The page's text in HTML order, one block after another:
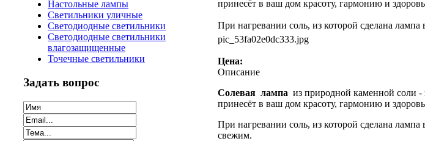
Настольные лампы
Светильники уличные
Светодиодные светильники
Светодиодные светильники
влагозащищенные
Точечные светильники
Задать вопрос
принесёт в ваш дом красоту, гармонию и
При нагревании соль, из которой сделана лампа
pic_53fa02e0dc333.jpg
Цена:
Описание
Солевая лампа из природной каменной соли -
принесёт в ваш дом красоту, гармонию и
При нагревании соль, из которой сделана
свежим.